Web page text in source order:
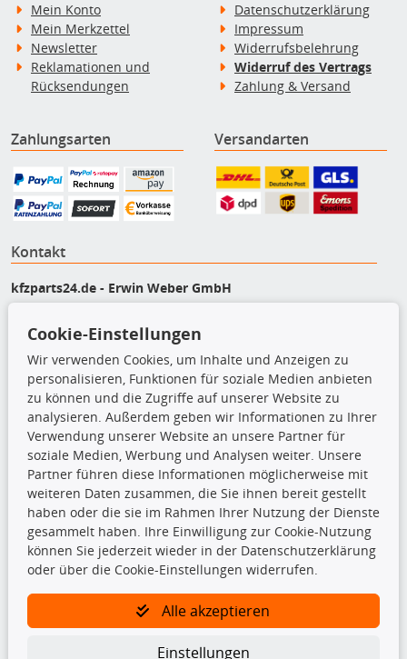
Mein Konto
Mein Merkzettel
Newsletter
Reklamationen und
Rücksendungen
Datenschutzerklärung
Impressum
Widerrufsbelehrung
Widerruf des Vertrags
Zahlung & Versand
Zahlungsarten Versandarten
Kontakt
kfzparts24.de - Erwin Weber GmbH
Von-Reuental-Straße 8a
85376 Hetzenhausen
+49 (0) 8165 / 948 77 24
shop@kfzparts24.de
Top Produkte
Dachboxen
Dachgrundträger
Ersatzteile
Fahrradträger
Motoröle
Pflege- & Wartungsmittel
Schneeketten
Cookie-Einstellungen
Wir verwenden Cookies, um Inhalte und Anzeigen zu
personalisieren, Funktionen für soziale Medien anbieten
zu können und die Zugriffe auf unserer Website zu
analysieren. Außerdem geben wir Informationen zu Ihrer
Verwendung unserer Website an unsere Partner für
soziale Medien, Werbung und Analysen weiter. Unsere
Partner führen diese Informationen möglicherweise mit
weiteren Daten zusammen, die Sie ihnen bereit gestellt
haben oder die sie im Rahmen Ihrer Nutzung der Dienste
gesammelt haben. Ihre Einwilligung zur Cookie-Nutzung
können Sie jederzeit wieder in der Datenschutzerklärung
oder über die Cookie-Einstellungen widerrufen.
Alle akzeptieren
Einstellungen